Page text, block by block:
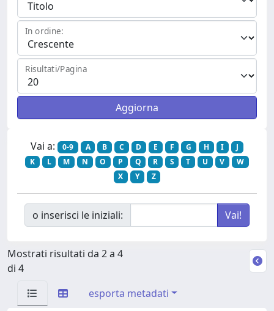
In ordine:
Risultati/Pagina
Vai a: 0-9 A B C D E F G H I
J
K
L M N O P Q R S T U V
W
X
Y Z
o inserisci le iniziali:
Mostrati risultati da 2 a 4
di 4
esporta metadati